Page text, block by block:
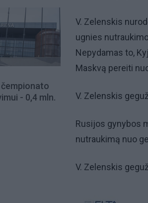
- 0,4 mln.
V. Zelenskis
ugnies
Nepydamas to,
Maskvą pereiti
V. Zelenskis
Rusijos gynybos
nutraukimą nuo
V. Zelenskis